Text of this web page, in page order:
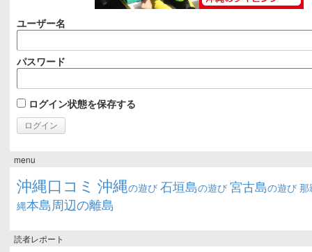
ユーザー名
パスワード
ログイン状態を保存する
menu
沖縄口コミ 沖縄の遊び 石垣島の遊び 宮古島の遊び 那
縄本島周辺の離島
読者レポート